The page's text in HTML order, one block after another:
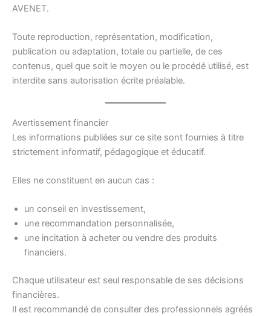
AVENET.
Toute reproduction, représentation, modification,
publication ou adaptation, totale ou partielle, de ces
contenus, quel que soit le moyen ou le procédé utilisé, est
interdite sans autorisation écrite préalable.
Avertissement financier
Les informations publiées sur ce site sont fournies à titre
strictement informatif, pédagogique et éducatif.
Elles ne constituent en aucun cas :
un conseil en investissement,
une recommandation personnalisée,
une incitation à acheter ou vendre des produits
financiers.
Chaque utilisateur est seul responsable de ses décisions
financières.
Il est recommandé de consulter des professionnels agréés